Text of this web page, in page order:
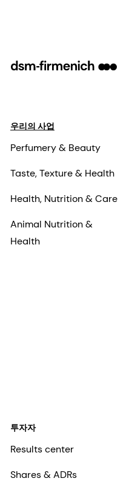
우리의 사업
Perfumery & Beauty
Taste, Texture & Health
Health, Nutrition & Care
Animal Nutrition &
Health
투자자
Results center
Shares & ADRs